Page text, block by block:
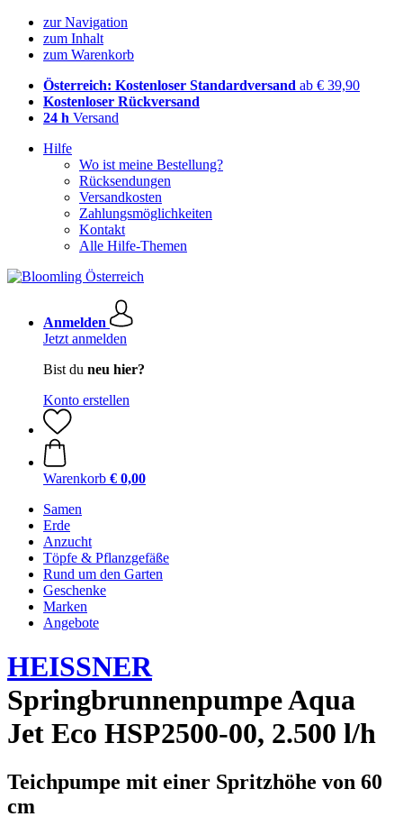
zur Navigation
zum Inhalt
zum Warenkorb
Österreich: Kostenloser Standardversand ab € 39,90
Kostenloser Rückversand
24 h Versand
Hilfe
Wo ist meine Bestellung?
Rücksendungen
Versandkosten
Zahlungsmöglichkeiten
Kontakt
Alle Hilfe-Themen
Anmelden
Jetzt anmelden
Bist du neu hier?
Konto erstellen
Warenkorb € 0,00
Samen
Erde
Anzucht
Töpfe & Pflanzgefäße
Rund um den Garten
Geschenke
Marken
Angebote
HEISSNER
Springbrunnenpumpe Aqua
Jet Eco HSP2500-00, 2.500 l/h
Teichpumpe mit einer Spritzhöhe von 60
cm